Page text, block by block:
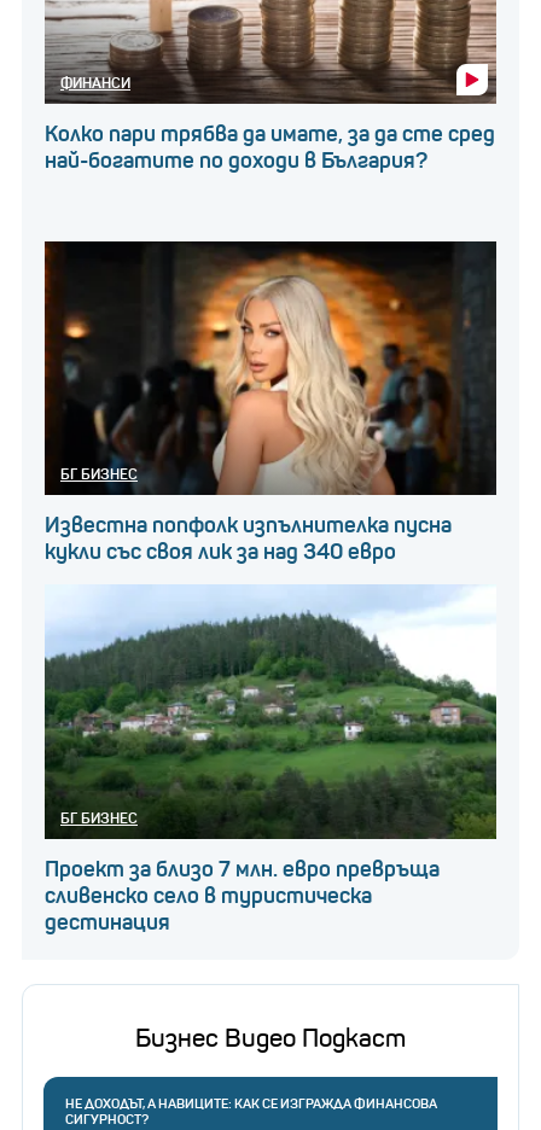
ФИНАНСИ
Колко пари трябва да имате, за да сте сред
най-богатите по доходи в България?
БГ БИЗНЕС
Известна попфолк изпълнителка пусна
кукли със своя лик за над 340 евро
БГ БИЗНЕС
Проект за близо 7 млн. евро превръща
сливенско село в туристическа
дестинация
Бизнес Видео Подкаст
НЕ ДОХОДЪТ, А НАВИЦИТЕ: КАК СЕ ИЗГРАЖДА ФИНАНСОВА
СИГУРНОСТ?